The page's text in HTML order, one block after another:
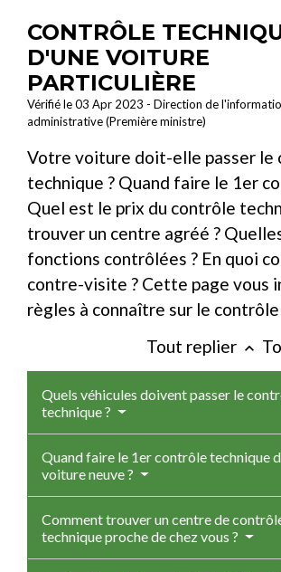
CONTRÔLE
D'UNE VOITURE
PARTICULIÈRE
Vérifié le 03 Apr 2023 - Direction de
administrative (Première ministre)
Votre voiture doit-elle passer le
technique ? Quand faire le 1er
Quel est le prix du contrôle
trouver un centre agréé ?
fonctions contrôlées ? En quoi
contre-visite ? Cette page vous
règles à connaître sur le contrôle
Tout replier keyboard_arrow_up
Quels véhicules doivent passer le
technique ?
Quand faire le 1er contrôle technique
voiture neuve ?
Comment trouver un centre de
technique proche de chez vous ?